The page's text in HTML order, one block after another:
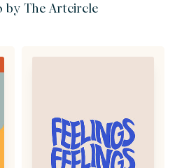
by The Artcircle